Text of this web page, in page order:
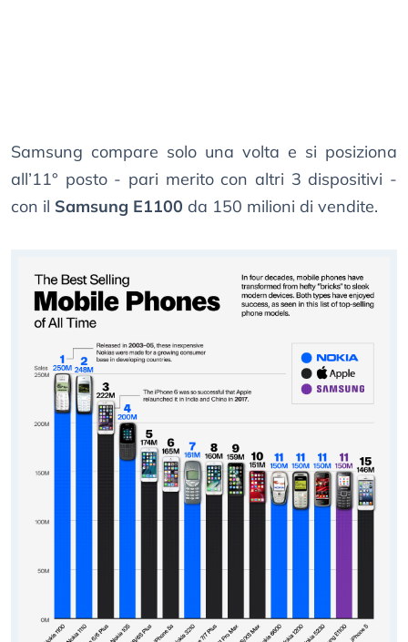
Samsung compare solo una volta e si posiziona
all’11° posto - pari merito con altri 3 dispositivi -
con il Samsung E1100 da 150 milioni di vendite.